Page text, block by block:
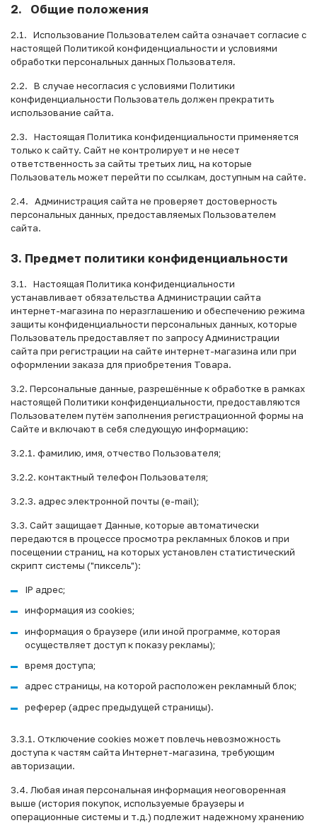
2. Общие положения
2.1. Использование Пользователем сайта означает согласие с
настоящей Политикой конфиденциальности и условиями
обработки персональных данных Пользователя.
2.2. В случае несогласия с условиями Политики
конфиденциальности Пользователь должен прекратить
использование сайта.
2.3. Настоящая Политика конфиденциальности применяется
только к сайту. Сайт не контролирует и не несет
ответственность за сайты третьих лиц, на которые
Пользователь может перейти по ссылкам, доступным на сайте.
2.4. Администрация сайта не проверяет достоверность
персональных данных, предоставляемых Пользователем
сайта.
3. Предмет политики конфиденциальности
3.1. Настоящая Политика конфиденциальности
устанавливает обязательства Администрации сайта
интернет-магазина по неразглашению и обеспечению режима
защиты конфиденциальности персональных данных, которые
Пользователь предоставляет по запросу Администрации
сайта при регистрации на сайте интернет-магазина или при
оформлении заказа для приобретения Товара.
3.2. Персональные данные, разрешённые к обработке в рамках
настоящей Политики конфиденциальности, предоставляются
Пользователем путём заполнения регистрационной формы на
Сайте и включают в себя следующую информацию:
3.2.1. фамилию, имя, отчество Пользователя;
3.2.2. контактный телефон Пользователя;
3.2.3. адрес электронной почты (e-mail);
3.3. Сайт защищает Данные, которые автоматически
передаются в процессе просмотра рекламных блоков и при
посещении страниц, на которых установлен статистический
скрипт системы ("пиксель"):
IP адрес;
информация из cookies;
информация о браузере (или иной программе, которая
осуществляет доступ к показу рекламы);
время доступа;
адрес страницы, на которой расположен рекламный блок;
реферер (адрес предыдущей страницы).
3.3.1. Отключение cookies может повлечь невозможность
доступа к частям сайта Интернет-магазина, требующим
авторизации.
3.4. Любая иная персональная информация неоговоренная
выше (история покупок, используемые браузеры и
операционные системы и т.д.) подлежит надежному хранению